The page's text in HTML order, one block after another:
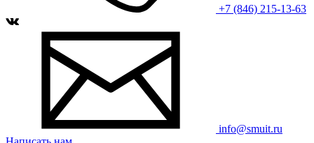
+7 (846) 215-13-63
info@smuit.ru